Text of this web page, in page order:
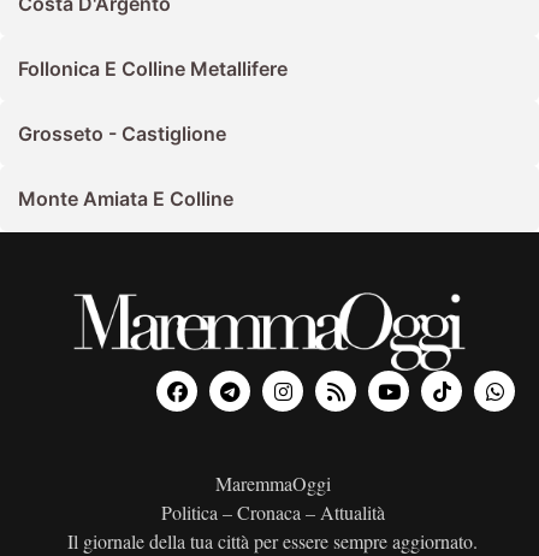
Follonica E Colline Metallifere
Grosseto - Castiglione
Monte Amiata E Colline
MaremmaOggi
Politica – Cronaca – Attualità
Il giornale della tua città per essere sempre aggiornato.